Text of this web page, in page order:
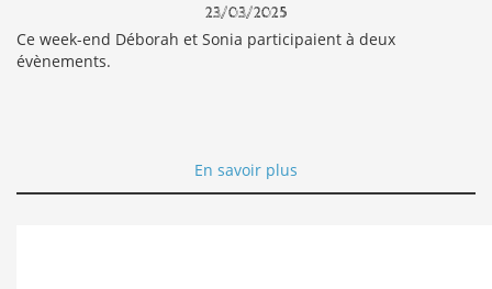
23/03/2025
Ce week-end Déborah et Sonia participaient à deux
évènements.
En savoir plus